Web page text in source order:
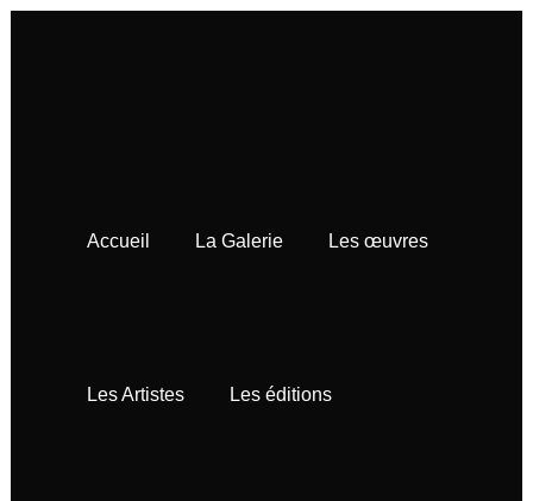
Accueil La Galerie Les œuvres
Les Artistes Les éditions